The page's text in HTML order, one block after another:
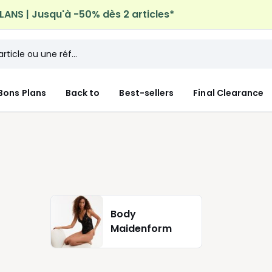
| Jusqu'à -50% dès 2 articles*
domicile offerte*sur tous vos achats Mode &
Plans Back to Best-sellers Final Clearance
Body
Maidenform